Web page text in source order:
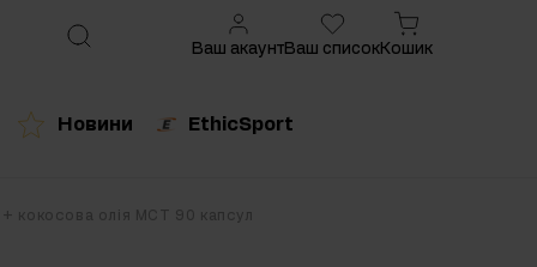
продукт
Новини EthicSport
Ваш акаунтВаш списокКошик
кокосова олія MCT 90 капсул